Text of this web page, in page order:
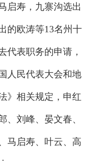
启寿，九寨沟选出
的欧涛等13名州十
代表职务的申请，
人民代表大会和地
》相关规定， 申红
、刘峰、晏文春、
马启寿、叶云、高